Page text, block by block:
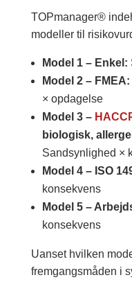
TOPmanager®
modeller til
Model 1 – Enkel:
Model 2 – FMEA:
× opdagelse
Model 3 –
biologisk,
Sandsynlighed ×
Model 4 – ISO
konsekvens
Model 5 –
konsekvens
Uanset hvilken
fremgangsmåden i